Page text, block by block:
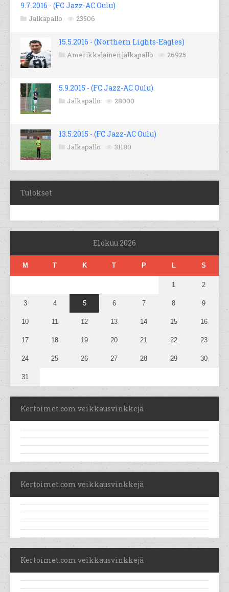
9.7.2016 - (FC Jazz-AC Oulu)
Jalkapallo 23506
15.5.2016 - (Northern Lights-Eagles)
Amerikkalainen jalkapallo 26925
5.9.2015 - (FC Jazz-AC Oulu)
Jalkapallo 28000
13.5.2015 - (FC Jazz-AC Oulu)
Jalkapallo 31180
Tulokset
Elokuu 2026
M T K T P L S
1 2
3 4 5 6 7 8 9
10 11 12 13 14 15 16
17 18 19 20 21 22 23
24 25 26 27 28 29 30
31
Kertoimet.com veikkausvinkkejä
Kertoimet.com veikkausvinkkejä
Kertoimet.com veikkausvinkkejä